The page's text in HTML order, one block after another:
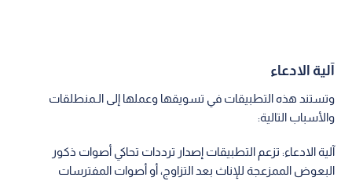
آلية الادعاء
وتستند هذه التطبيقات في تسويقها وعملها إلى الـمنطلقات
والأسباب التالية:
آلية الادعاء: تزعم التطبيقات إصدار ترددات تحاكي أصوات ذكور
البعوض الممزعجة للإناث بعد التزاوج، أو أصوات المفترسات